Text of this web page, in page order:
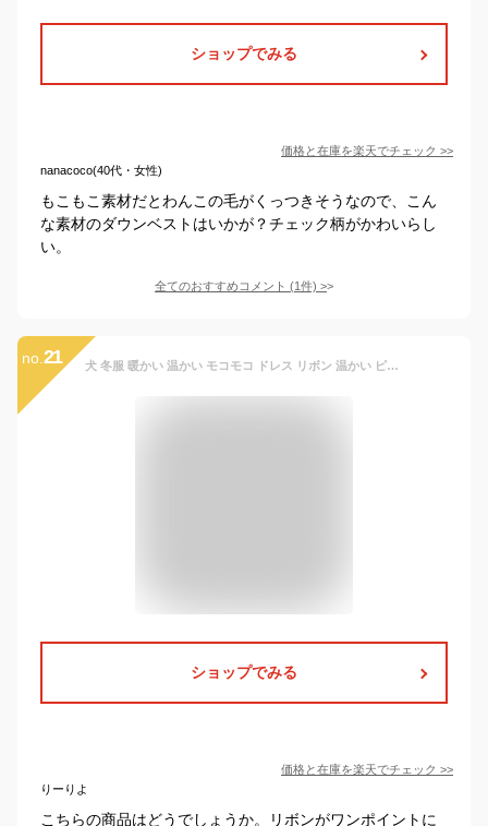
ショップでみる
価格と在庫を楽天でチェック >>
nanacoco(40代・女性)
もこもこ素材だとわんこの毛がくっつきそうなので、こん
な素材のダウンベストはいかが？チェック柄がかわいらし
い。
全てのおすすめコメント (1件) >
no. 21 犬 冬服 暖かい 温かい モコモコ ドレス リボン 温かい ピンク ブルー 犬 猫 小型犬 猫用 犬用 犬服 猫服 ワンピース ウェア 犬の服 猫の服 かわいい 豪華 綺麗 高級 おしゃれ ドッグウェア 可愛い ペット服 キャット服 秋 冬 送料無料 イベント お祝い
ショップでみる
価格と在庫を楽天でチェック >>
りーりよ
こちらの商品はどうでしょうか。リボンがワンポイントに